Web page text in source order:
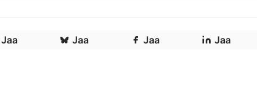
Jaa Jaa Jaa Jaa